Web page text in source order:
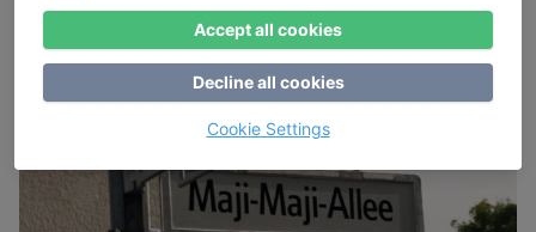
Artikel zum ThemaAccept all cookies
Decline all cookies
Cookie Settings